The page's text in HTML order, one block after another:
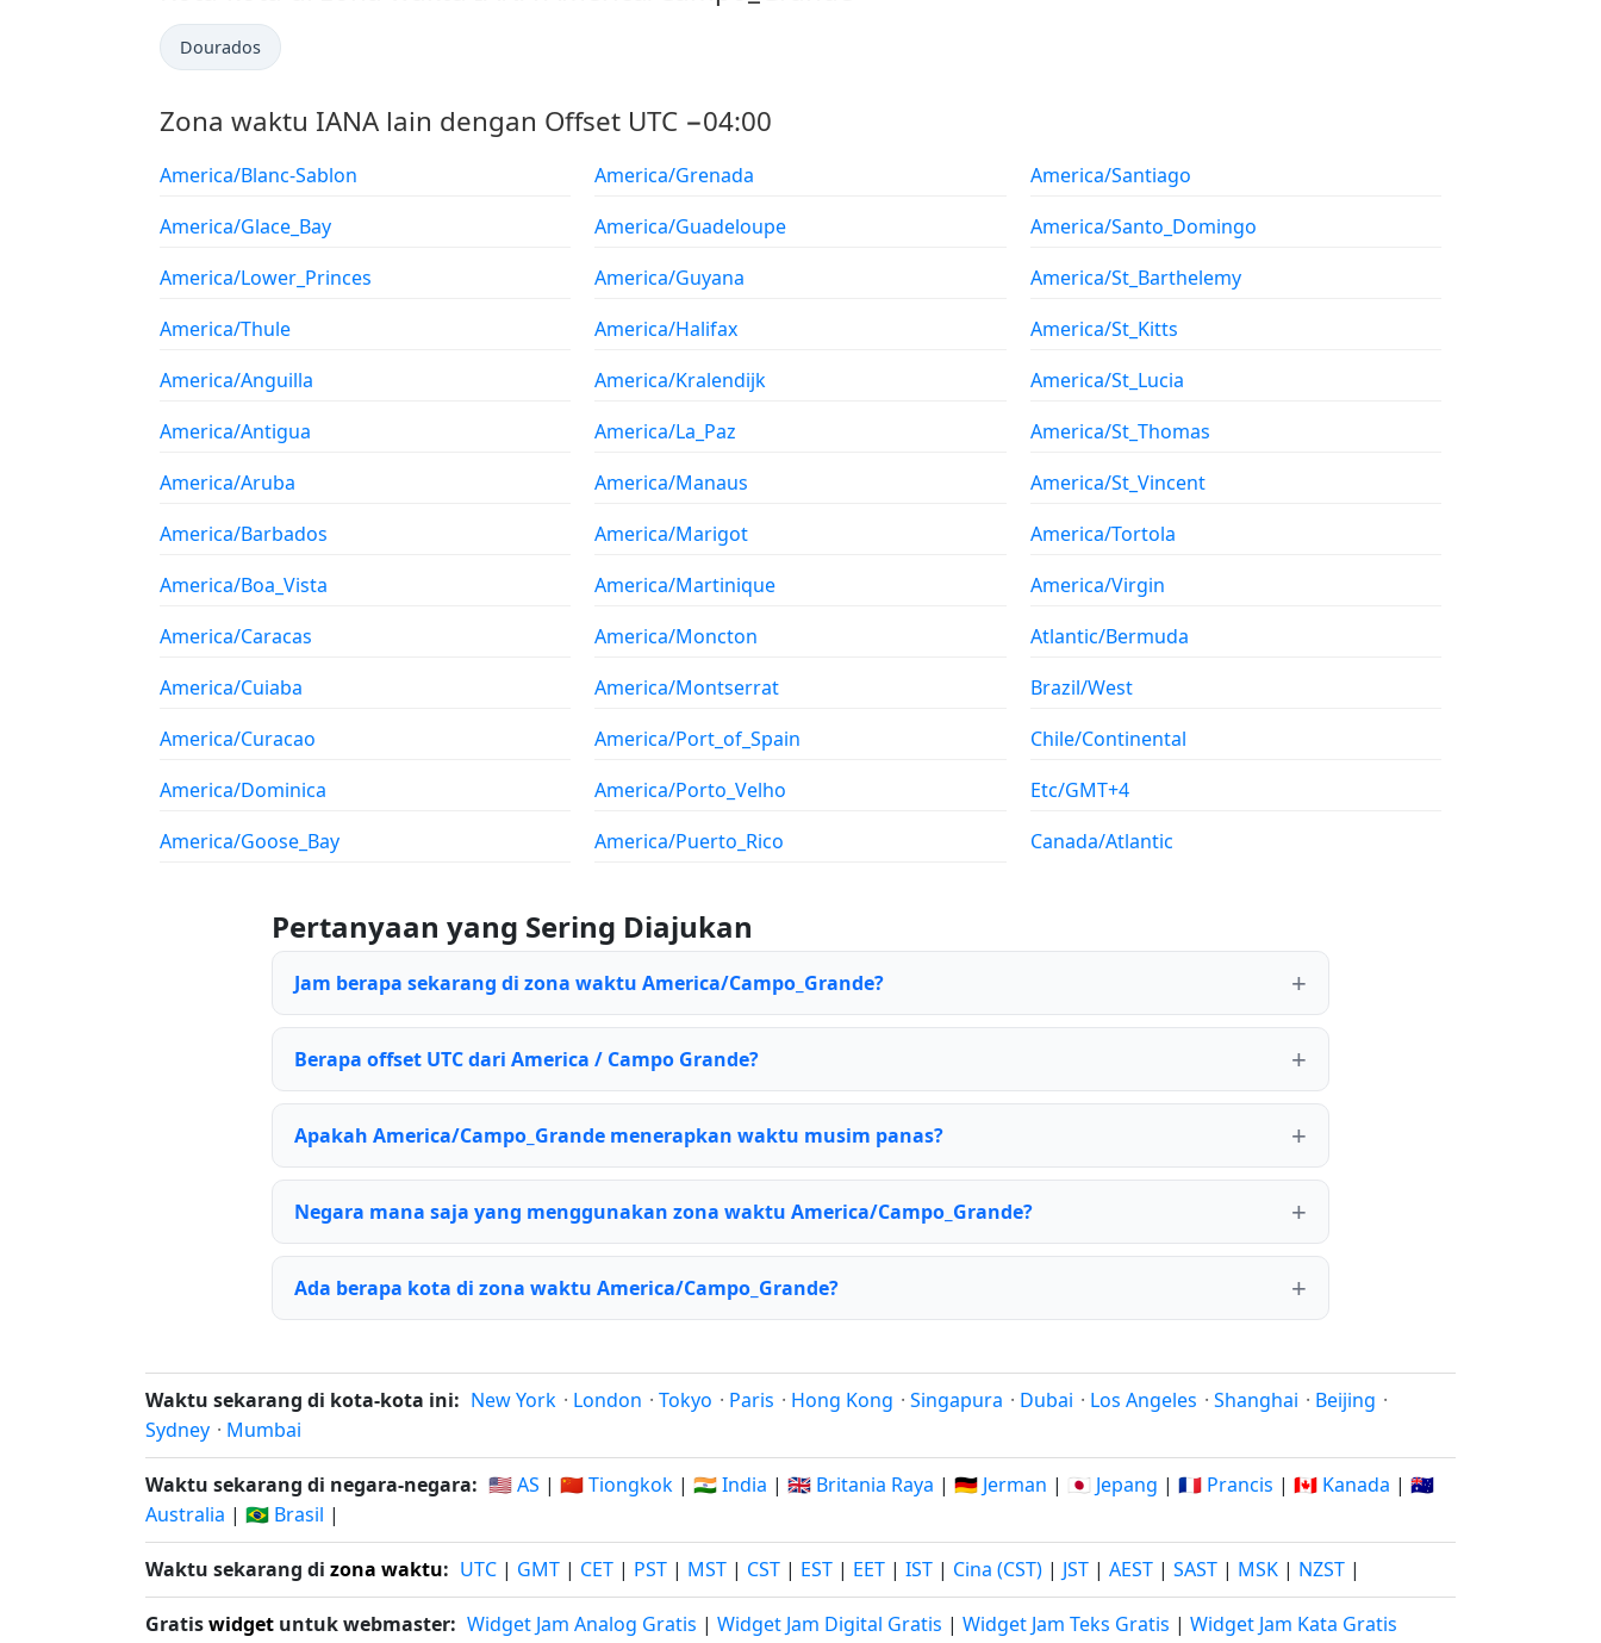
Dourados
Zona waktu IANA lain dengan Offset UTC −04:00
America/Blanc-Sablon
America/Glace_Bay
America/Lower_Princes
America/Thule
America/Anguilla
America/Antigua
America/Aruba
America/Barbados
America/Boa_Vista
America/Caracas
America/Cuiaba
America/Curacao
America/Dominica
America/Goose_Bay
America/Grenada
America/Guadeloupe
America/Guyana
America/Halifax
America/Kralendijk
America/La_Paz
America/Manaus
America/Marigot
America/Martinique
America/Moncton
America/Montserrat
America/Port_of_Spain
America/Porto_Velho
America/Puerto_Rico
America/Santiago
America/Santo_Domingo
America/St_Barthelemy
America/St_Kitts
America/St_Lucia
America/St_Thomas
America/St_Vincent
America/Tortola
America/Virgin
Atlantic/Bermuda
Brazil/West
Chile/Continental
Etc/GMT+4
Canada/Atlantic
Pertanyaan yang Sering Diajukan
Jam berapa sekarang di zona waktu America/Campo_Grande?
Berapa offset UTC dari America / Campo Grande?
Apakah America/Campo_Grande menerapkan waktu musim panas?
Negara mana saja yang menggunakan zona waktu America/Campo_Grande?
Ada berapa kota di zona waktu America/Campo_Grande?
Waktu sekarang di kota-kota ini: New York · London · Tokyo · Paris · Hong Kong · Singapura · Dubai · Los Angeles · Shanghai · Beijing ·
Sydney · Mumbai
Waktu sekarang di negara-negara: 🇺🇸 AS | 🇨🇳 Tiongkok | 🇮🇳 India | 🇬🇧 Britania Raya | 🇩🇪 Jerman | 🇯🇵 Jepang | 🇫🇷 Prancis | 🇨🇦 Kanada | 🇦🇺
Australia | 🇧🇷 Brasil |
Waktu sekarang di zona waktu: UTC | GMT | CET | PST | MST | CST | EST | EET | IST | Cina (CST) | JST | AEST | SAST | MSK | NZST |
Gratiswidget untuk webmaster: Widget Jam Analog Gratis | Widget Jam Digital Gratis | Widget Jam Teks Gratis | Widget Jam Kata Gratis